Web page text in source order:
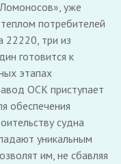
уже
потребителей
22220, три из
готовится к
этапах
ОСК приступает
обеспечения
судна
уникальным
им, не сбавляя